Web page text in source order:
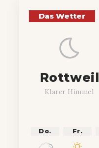
Das Wetter
Rottweil
Klarer Himmel
Do. Fr.